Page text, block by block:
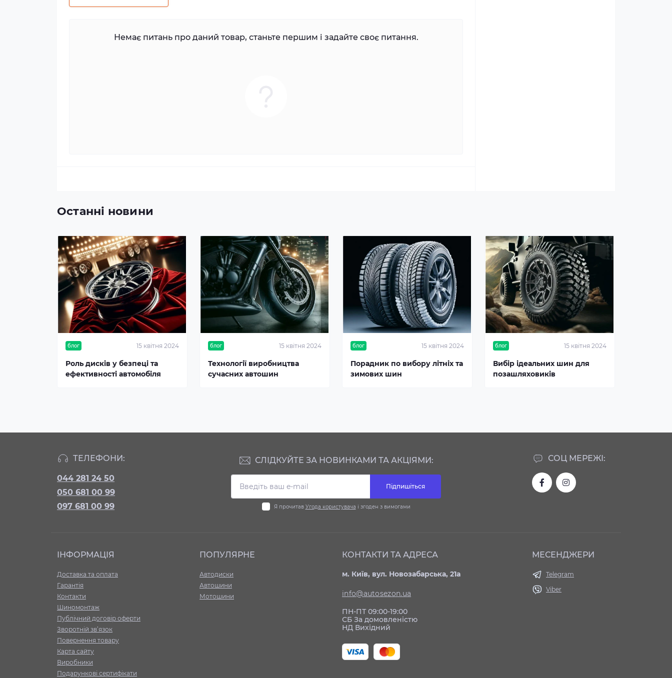
Немає питань про даний товар, станьте першим і задайте своє питання.
Останні новини
блог 15 квітня 2024
Роль дисків у безпеці та
ефективності автомобіля
блог 15 квітня 2024
Технології виробництва
сучасних автошин
блог 15 квітня 2024
Порадник по вибору літніх та
зимових шин
блог 15 квітня 2024
Вибір ідеальних шин для
позашляховиків
ТЕЛЕФОНИ:
044 281 24 50
050 681 00 99
097 681 00 99
СОЦ МЕРЕЖІ:
СЛІДКУЙТЕ ЗА НОВИНКАМИ ТА АКЦІЯМИ:
Підпишіться
Я прочитав Угода користувача і згоден з вимогами
ІНФОРМАЦІЯ
Доставка та оплата
Гарантія
Контакти
Шиномонтаж
Публічний договір оферти
Зворотній зв’язок
Повернення товару
Карта сайту
Виробники
Подарункові сертифікати
ПОПУЛЯРНЕ
Автодиски
Автошини
Мотошини
КОНТАКТИ ТА АДРЕСА
м. Київ, вул. Новозабарська, 21а
info@autosezon.ua
ПН-ПТ 09:00-19:00
СБ За домовленістю
НД Вихідний
МЕСЕНДЖЕРИ
Telegram
Viber